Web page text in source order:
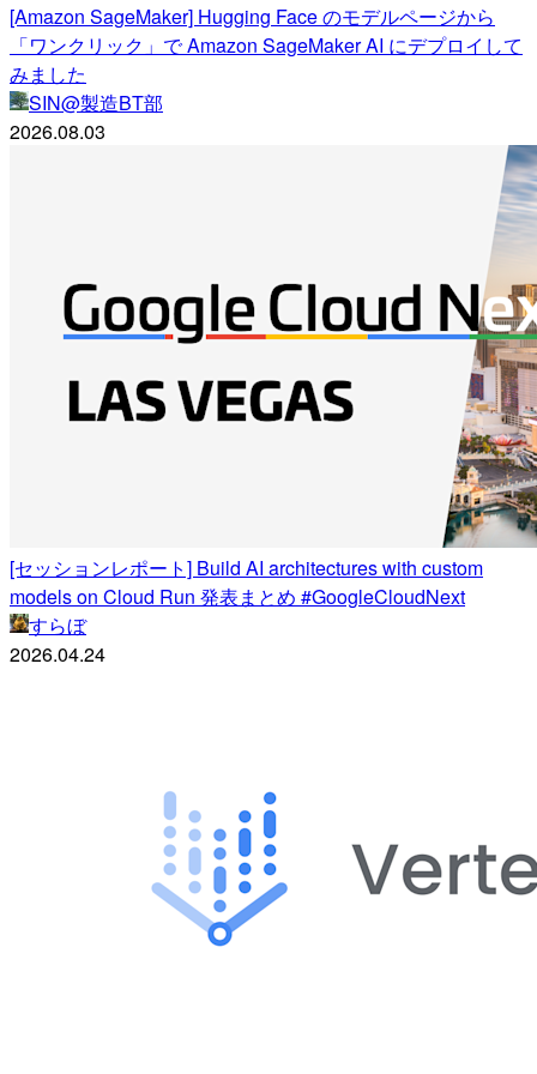
[Amazon SageMaker] Hugging Face のモデルページから
「ワンクリック」で Amazon SageMaker AI にデプロイして
みました
SIN@製造BT部
2026.08.03
[セッションレポート] Build AI architectures with custom
models on Cloud Run 発表まとめ #GoogleCloudNext
すらぼ
2026.04.24